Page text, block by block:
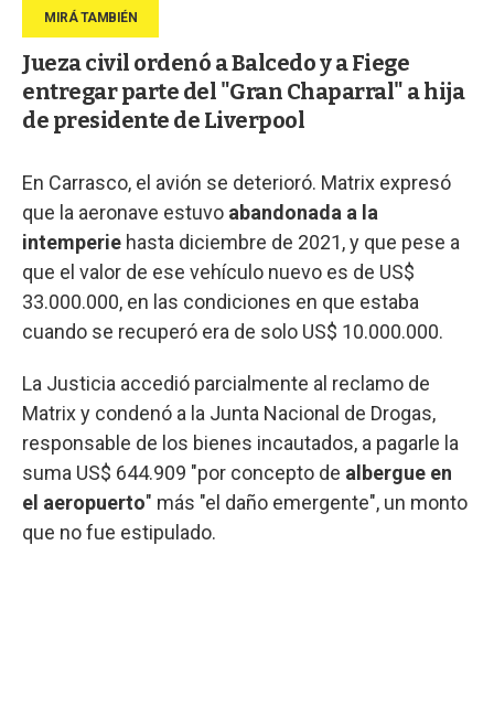
Jueza civil ordenó a Balcedo y a Fiege
entregar parte del "Gran Chaparral" a hija
de presidente de Liverpool
En Carrasco, el avión se deterioró. Matrix expresó
que la aeronave estuvo abandonada a la
intemperie hasta diciembre de 2021, y que pese a
que el valor de ese vehículo nuevo es de US$
33.000.000, en las condiciones en que estaba
cuando se recuperó era de solo US$ 10.000.000.
La Justicia accedió parcialmente al reclamo de
Matrix y condenó a la Junta Nacional de Drogas,
responsable de los bienes incautados, a pagarle la
suma US$ 644.909 "por concepto de albergue en
el aeropuerto" más "el daño emergente", un monto
que no fue estipulado.